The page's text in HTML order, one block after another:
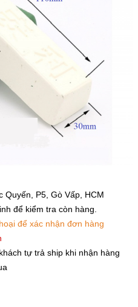
để kiểm tra còn hàng.
để xác nhận đơn hàng
tự trả ship khi nhận hàng